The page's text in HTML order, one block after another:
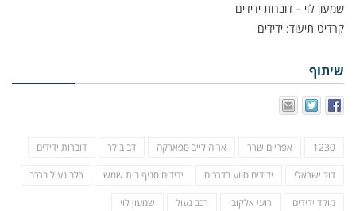
שמעון לוי – דוברות ידידים
קרדיט תיעוד: ידידים
שיתוף
1230 אפריים שרר אריה לייב ספארקה דב בילר דוברות ידידים
דוד ישראלי ידידים סיוע בדרכים ידידים סניף בית שמש כלב נעול ברכב
מוקד ידידים רועי אלקובי רכב נעול שמעון לוי